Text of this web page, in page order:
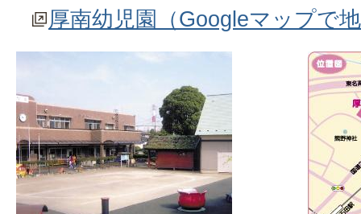
厚南幼児園（Googleマップで